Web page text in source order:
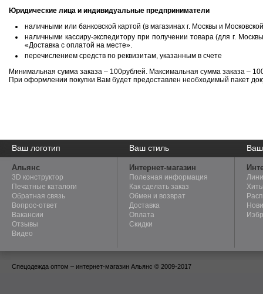
Юридические лица и индивидуальные предприниматели
наличными или банковской картой (в магазинах г. Москвы и
наличными кассиру-экспедитору при получении товара (для г.
«Доставка с оплатой на месте».
перечислением средств по реквизитам, указанным в счете
Минимальная сумма заказа – 100рублей. Максимальная сумма заказа –
При оформлении покупки Вам будет предоставлен необходимый пакет
Мы поможем создать
уникальную корпоративную
форму с вашим логотипом.
Ваш логотип
Мы осуществляем пошив
эксклюзивных моделей
одежды по эскизам клиента.
Ваш стиль
Альянс
3D конструктор
Печатные каталоги
Обратная связь
Вопрос-ответ
Вакансии
Отзывы
Видео
Интернет-магазин
Полезная информация
Как сделать заказ
Обмен и возврат
Доставка
Оплата
Скидки
Спецодежда оптом – интернет-магазин Альянс © 2009-2017